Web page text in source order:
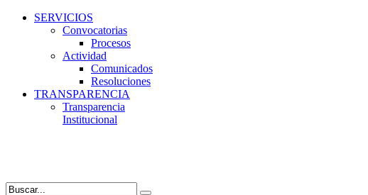
SERVICIOS
Convocatorias
Procesos
Actividad
Comunicados
Resoluciones
TRANSPARENCIA
Transparencia
Institucional